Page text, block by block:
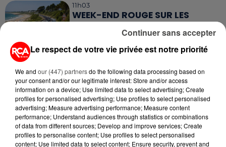
11h03
WEEK-END ROUGE SUR LES
ROUTES : LE GRAND OUEST SE
PRÉPARE À UN...
MÉGOTS ET FEUX DE FORÊT : LES
INDUSTRIELS DU TABAC BIENTÔT
TAXÉS...
6 août 2026
CANICULE : POURQUOI LES
BOUTEILLES D'EAU
DISPARAISSENT DES RAYONS...
Le respect de votre vie privée est notre priorité
We and our (447) partnersdo the following data processing based on
your consent and/or our legitimate interest: Store and/or access
information on a device; Use limited data to select advertising; Create
profiles for personalised advertising; Use profiles to select personalised
advertising; Measure advertising performance; Measure content
performance; Understand audiences through statistics or combinations
of data from different sources; Develop and improve services; Create
profiles to personalise content; Use profiles to select personalised
content; Use limited data to select content; Ensure security, prevent and
Continuer sans accepter